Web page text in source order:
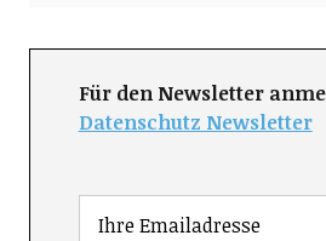
Für den Newsletter
Datenschutz Newsletter